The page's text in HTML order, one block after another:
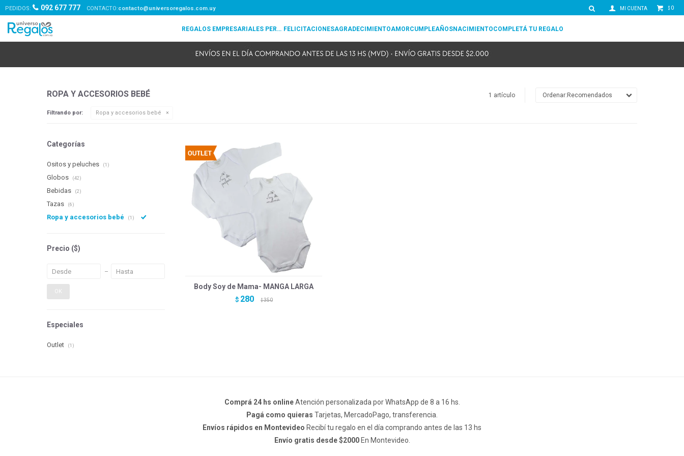
REGALOS EMPRESARIALES PERSONALIZADOS FELICITACIONESAGRADECIMIENTOAMORCUMPLEAÑOSNACIMIENTOCOMPLETÁ TU REGALO
$ 0
PEDIDOS: 092 677 777 contacto@universoregalos.com.uy
ROPA Y ACCESORIOS BEBÉ 1 artículo Recomendados
Filtrando por: Ropa y accesorios bebé
Body Soy de Mama- MANGA LARGA
$ 280 $ 350
Categorías
Ositos y peluches (1)
Globos (42)
Bebidas (2)
Tazas (6)
Ropa y accesorios bebé (1)
Precio ($)
OK
Especiales
Outlet (1)
Comprá 24 hs onlineAtención personalizada por WhatsApp de 8 a 16 hs.
Pagá como quieras Tarjetas, MercadoPago, transferencia.
Envíos rápidos en Montevideo Recibí tu regalo en el día comprando antes de las 13 hs
Envío gratis desde $2000En Montevideo.